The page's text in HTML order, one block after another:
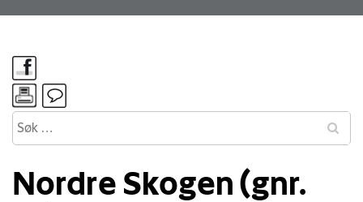
Nordre Skogen (gnr.